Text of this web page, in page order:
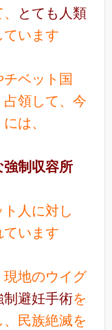
とても人類
ています
ベット国
占領して、今
は、
強制収容所
人に対し
ています
地のウイグ
制避妊手術を
民族絶滅を